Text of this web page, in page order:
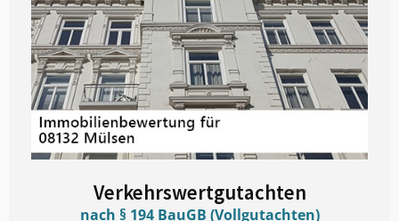
Verkehrswertgutachten
nach § 194 BauGB (Vollgutachten)